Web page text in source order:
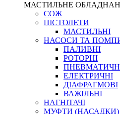
МАСТИЛЬНЕ
СОЖ
ПІСТОЛЕТИ
МАСТИЛЬНІ
НАСОСИ ТА
ПАЛИВНІ
РОТОРНІ
ЕЛЕКТРИЧНІ
ДІАФРАГМОВІ
ВАЖІЛЬНІ
НАГНІТАЧІ
МУФТИ